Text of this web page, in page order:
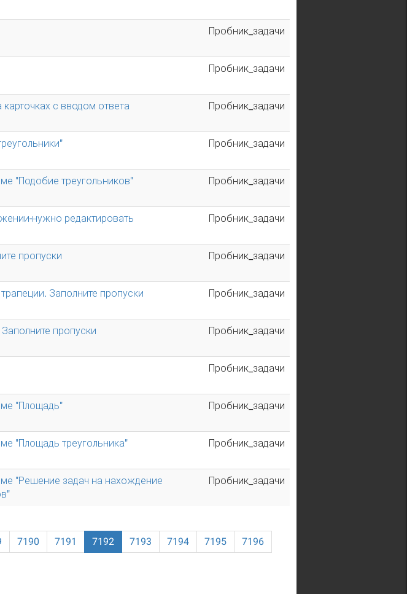
Пробник_задачи
Пробник_задачи
с вводом ответа Пробник_задачи
Пробник_задачи
"Подобие треугольников" Пробник_задачи
нужно редактировать Пробник_задачи
пропуски Пробник_задачи
Заполните пропуски Пробник_задачи
пропуски Пробник_задачи
Пробник_задачи
"Площадь" Пробник_задачи
"Площадь треугольника" Пробник_задачи
"Решение задач на нахождение
Пробник_задачи
7190 7191 7192 7193 7194 7195
7196